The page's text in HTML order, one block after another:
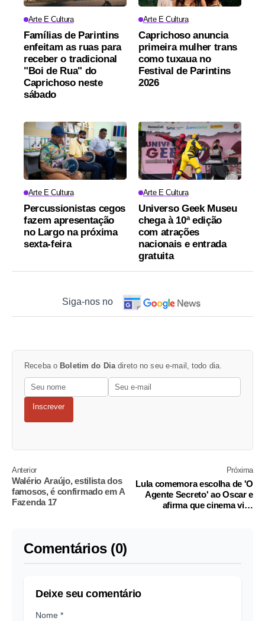
Arte E Cultura
Famílias de Parintins
enfeitam as ruas para
receber o tradicional
"Boi de Rua" do
Caprichoso neste
sábado
Arte E Cultura
Caprichoso anuncia
primeira mulher trans
como tuxaua no
Festival de Parintins
2026
Arte E Cultura
Percussionistas cegos
fazem apresentação
no Largo na próxima
sexta-feira
Arte E Cultura
Universo Geek Museu
chega à 10ª edição
com atrações
nacionais e entrada
gratuita
Siga-nos no
Receba o Boletim do Dia direto no seu e-mail, todo dia.
Inscrever
Anterior
Walério Araújo, estilista dos
famosos, é confirmado em A
Fazenda 17
Próxima
Lula comemora escolha de 'O
Agente Secreto' ao Oscar e
afirma que cinema vive
Comentários (0)
Deixe seu comentário
Nome *